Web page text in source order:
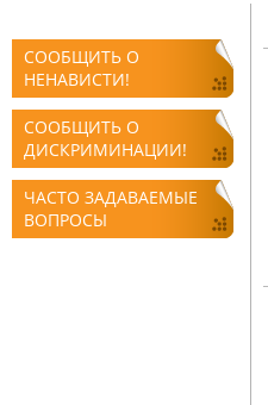
СООБЩИТЬ О
НЕНАВИСТИ!
СООБЩИТЬ О
ДИСКРИМИНАЦИИ!
ЧАСТО ЗАДАВАЕМЫЕ
ВОПРОСЫ